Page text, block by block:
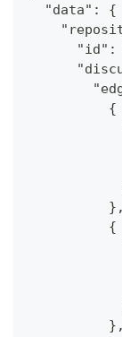
  "data": {
"id":
          {
          },
          {
          },